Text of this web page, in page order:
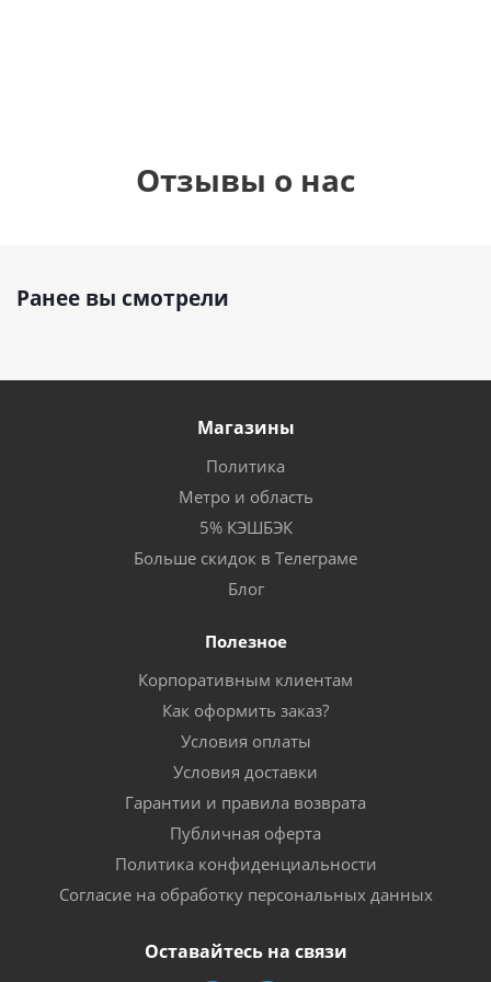
Отзывы о нас
Ранее вы смотрели
Магазины
Политика
Метро и область
5% КЭШБЭК
Больше скидок в Телеграме
Блог
Полезное
Корпоративным клиентам
Как оформить заказ?
Условия оплаты
Условия доставки
Гарантии и правила возврата
Публичная оферта
Политика конфиденциальности
Согласие на обработку персональных данных
Оставайтесь на связи